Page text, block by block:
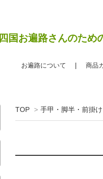
四国お遍路さんのため
お遍路について 商品
TOP > 手甲・脚半・前掛け